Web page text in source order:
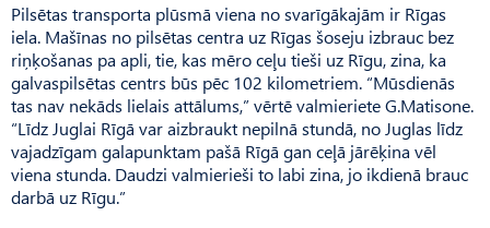
Pilsētas transporta plūsmā viena no svarīgākajām ir Rīgas
iela. Mašīnas no pilsētas centra uz Rīgas šoseju izbrauc bez
riņķošanas pa apli, tie, kas mēro ceļu tieši uz Rīgu, zina, ka
galvaspilsētas centrs būs pēc 102 kilometriem. “Mūsdienās
tas nav nekāds lielais attālums,” vērtē valmieriete G.Ma­tisone.
“Līdz Juglai Rīgā var aizbraukt nepilnā stundā, no Juglas līdz
vajadzīgam galapunktam pašā Rīgā gan ceļā jārēķina vēl
viena stunda. Daudzi valmierieši to labi zina, jo ikdienā brauc
darbā uz Rīgu.”